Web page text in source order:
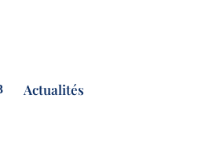
Actualités